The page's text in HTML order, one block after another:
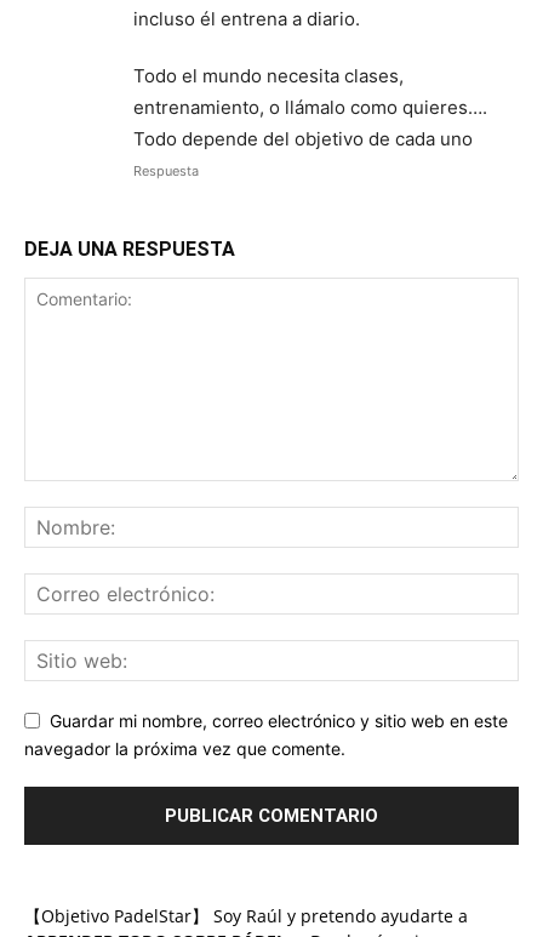
incluso él entrena a diario.
Todo el mundo necesita clases,
entrenamiento, o llámalo como quieres….
Todo depende del objetivo de cada uno
Respuesta
DEJA UNA RESPUESTA
Guardar mi nombre, correo electrónico y sitio web en este
navegador la próxima vez que comente.
【Objetivo PadelStar】 Soy Raúl y pretendo ayudarte a